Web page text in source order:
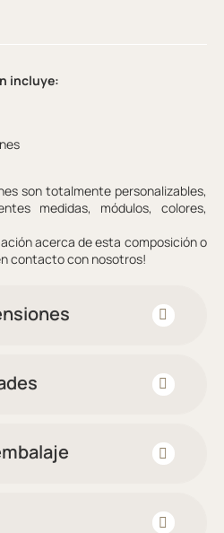
incluye:
son totalmente personalizables,
medidas, módulos, colores,
acerca de esta composición o
contacto con nosotros!